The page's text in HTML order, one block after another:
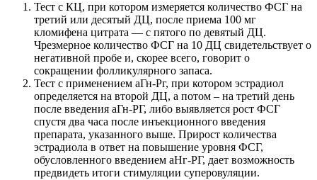
Тест с КЦ, при котором измеряется количество ФСГ на
третий или десятый ДЦ, после приема 100 мг
кломифена цитрата — с пятого по девятый ДЦ.
Чрезмерное количество ФСГ на 10 ДЦ свидетельствует о
негативной пробе и, скорее всего, говорит о
сокращении фолликулярного запаса.
Тест с применением аГн-Рг, при котором эстрадиол
определяется на второй ДЦ, а потом – на третий день
после введения аГн-РГ, либо выявляется рост ФСГ
спустя два часа после инъекционного введения
препарата, указанного выше. Прирост количества
эстрадиола в ответ на повышение уровня ФСГ,
обусловленного введением аНг-РГ, дает возможность
предвидеть итоги стимуляции суперовуляции.